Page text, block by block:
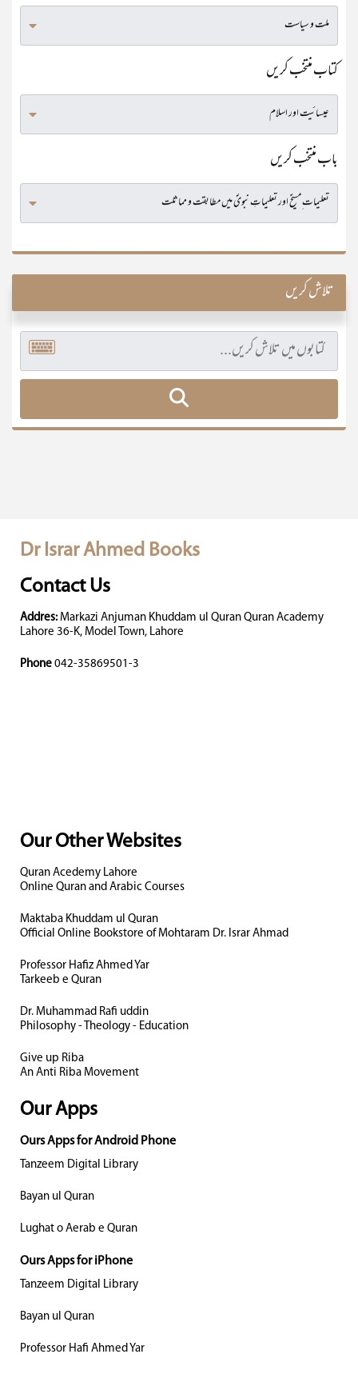
کتاب منتخب کریں
باب منتخب کریں
تلاش کریں
Dr Israr Ahmed Books
Contact Us
Addres: Markazi Anjuman Khuddam ul Quran Quran Academy
Lahore 36-K, Model Town, Lahore
Phone 042-35869501-3
Our Other Websites
Quran Acedemy Lahore
Online Quran and Arabic Courses
Maktaba Khuddam ul Quran
Official Online Bookstore of Mohtaram Dr. Israr Ahmad
Professor Hafiz Ahmed Yar
Tarkeeb e Quran
Dr. Muhammad Rafi uddin
Philosophy - Theology - Education
Give up Riba
An Anti Riba Movement
Our Apps
Ours Apps for Android Phone
Tanzeem Digital Library
Bayan ul Quran
Lughat o Aerab e Quran
Ours Apps for iPhone
Tanzeem Digital Library
Bayan ul Quran
Professor Hafi Ahmed Yar